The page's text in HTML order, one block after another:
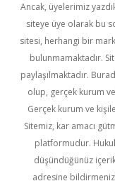
Ancak, üyelerimiz
siteye üye olarak bu
sitesi, herhangi bir
bulunmamaktadır.
paylaşılmaktadır.
olup, gerçek kurum
Gerçek kurum ve
Sitemiz, kar amacı
platformudur.
düşündüğünüz
adresine